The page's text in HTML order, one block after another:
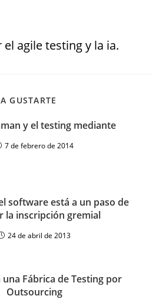
agile testing y la ia.
GUSTARTE
y el testing mediante
7 de febrero de 2014
software está a un paso de
la inscripción gremial
24 de abril de 2013
Fábrica de Testing por
Outsourcing